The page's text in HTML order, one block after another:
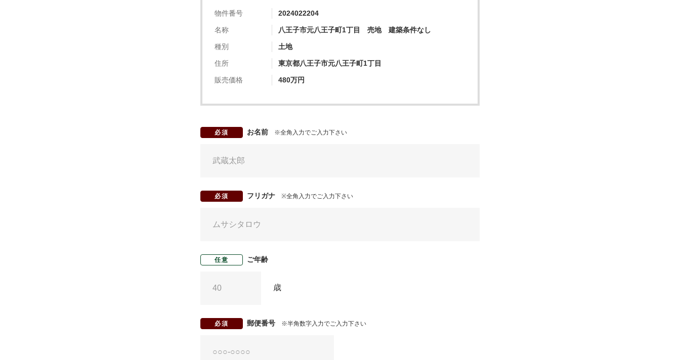
物件番号 2024022204
名称 八王子市元八王子町1丁目 売地 建築条件なし
種別 土地
住所 東京都八王子市元八王子町1丁目
販売価格 480万円
必須 お名前 ※全角入力でご入力下さい
必須 フリガナ ※全角入力でご入力下さい
任意 ご年齢
歳
必須 郵便番号 ※半角数字入力でご入力下さい